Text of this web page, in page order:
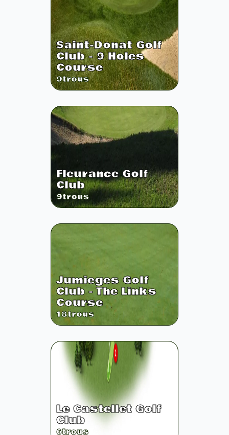
Saint-Donat Golf
Club - 9 Holes
Course
9trous
Fleurance Golf
Club
9trous
Jumieges Golf
Club - The Links
Course
18trous
Le Castellet Golf
Club
6trous